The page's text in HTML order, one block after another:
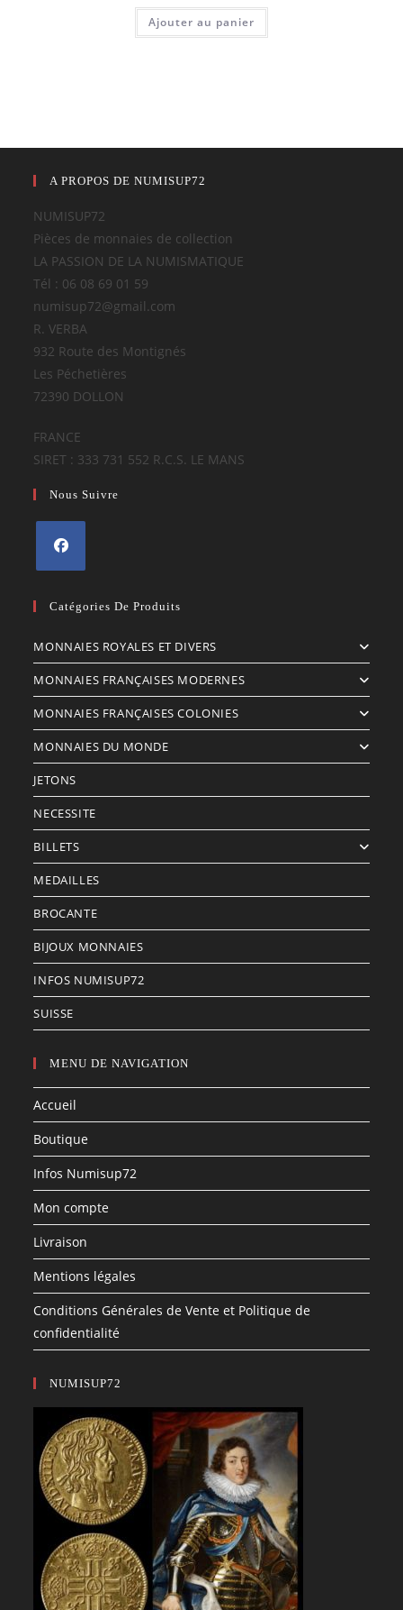
Ajouter au panier
A PROPOS DE NUMISUP72
NUMISUP72
Pièces de monnaies de collection
LA PASSION DE LA NUMISMATIQUE
Tél : 06 08 69 01 59
numisup72@gmail.com
R. VERBA
932 Route des Montignés
Les Péchetières
72390 DOLLON
FRANCE
SIRET : 333 731 552 R.C.S. LE MANS
Nous Suivre
dans
nouvel
Catégories De Produits
MONNAIES ROYALES ET DIVERS
MONNAIES FRANÇAISES MODERNES
MONNAIES FRANÇAISES COLONIES
MONNAIES DU MONDE
JETONS
NECESSITE
BILLETS
MEDAILLES
BROCANTE
BIJOUX MONNAIES
INFOS NUMISUP72
SUISSE
MENU DE NAVIGATION
Accueil
Boutique
Infos Numisup72
Mon compte
Livraison
Mentions légales
Conditions Générales de Vente et Politique de
confidentialité
NUMISUP72